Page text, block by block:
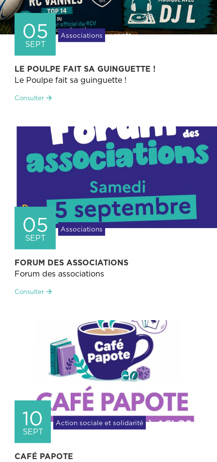
05
SEPT
Associations
LE POULPE FAIT SA GUINGUETTE !
Le Poulpe fait sa guinguette !
Consulter
05
SEPT
Associations
FORUM DES ASSOCIATIONS
Forum des associations
Consulter
10
SEPT
Action sociale et solidarité
CAFÉ PAPOTE